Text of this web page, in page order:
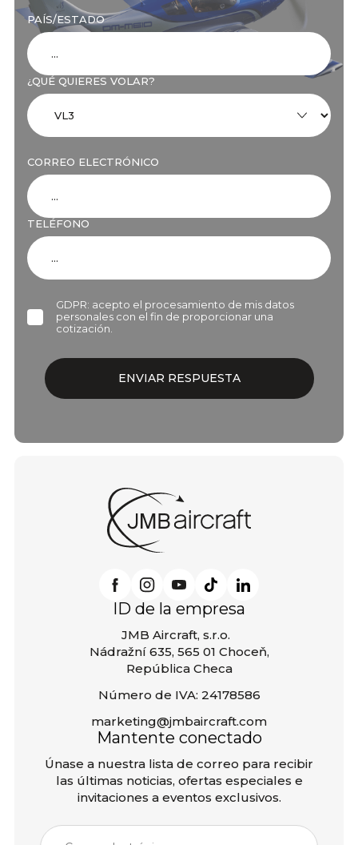
PAÍS/ESTADO
¿QUÉ QUIERES VOLAR?
CORREO ELECTRÓNICO
TELÉFONO
GDPR: acepto el procesamiento de mis datos
personales con el fin de proporcionar una
cotización.
ID de la empresa
JMB Aircraft, s.r.o.
Nádražní 635, 565 01 Choceň,
República Checa
Número de IVA: 24178586
marketing@jmbaircraft.com
Mantente conectado
Únase a nuestra lista de correo para recibir
las últimas noticias, ofertas especiales e
invitaciones a eventos exclusivos.